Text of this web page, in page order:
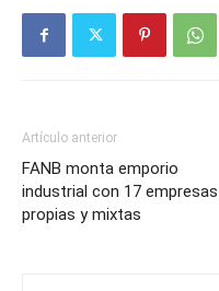
Artículo anterior
FANB monta emporio
industrial con 17 empresas
propias y mixtas